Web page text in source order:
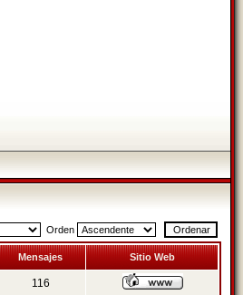
Orden
Mensajes Sitio Web
116